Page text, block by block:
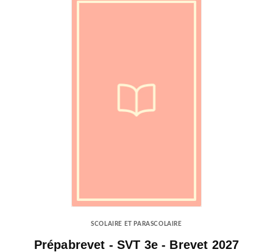
SCOLAIRE ET PARASCOLAIRE
Prépabrevet - SVT 3e - Brevet 2027